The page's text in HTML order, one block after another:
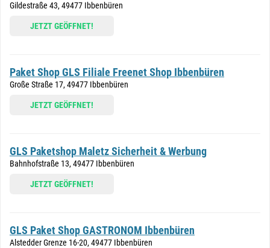
Gildestraße 43, 49477 Ibbenbüren
JETZT GEÖFFNET!
Paket Shop GLS Filiale Freenet Shop Ibbenbüren
Große Straße 17, 49477 Ibbenbüren
JETZT GEÖFFNET!
GLS Paketshop Maletz Sicherheit & Werbung
Bahnhofstraße 13, 49477 Ibbenbüren
JETZT GEÖFFNET!
GLS Paket Shop GASTRONOM Ibbenbüren
Alstedder Grenze 16-20, 49477 Ibbenbüren